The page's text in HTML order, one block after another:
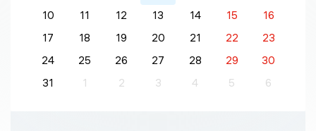
10
11 12 13 14 15
16
17
18 19 20 21 22
23
24
25 26 27 28 29
30
31
1 2 3 4 5 6